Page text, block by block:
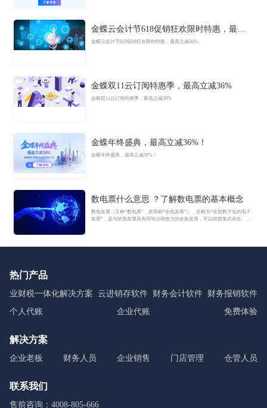
金蝶云会计节618促销狂欢限时特惠，最高
立减36%
金蝶云会计节618促销狂欢限时特惠，最高立减36%。
金蝶双11云订阅特惠季，最高立减36%
金蝶双11云订阅特惠季，最高立减36%
金蝶年终盛典，最高立减36%！
金蝶年终盛典，最高立减36%！
数电票什么意思 ？了解数电票的基本概念
数电发票（又称“数电票”，原简称“全电发票”），全称为“全面数字化的电子
发票”，是与纸质发票具有同等法律效力的全新发票，不以纸质形式存在、不
热门产品
业财税一体化解决方案 云进销存软件 财务会计软件 财务报销软件
个人代账
企业代账 免费体验
解决方案
企业老板 财务人员 企业销售 门店管理 仓管人员
联系我们
售前咨询：4008-805-666